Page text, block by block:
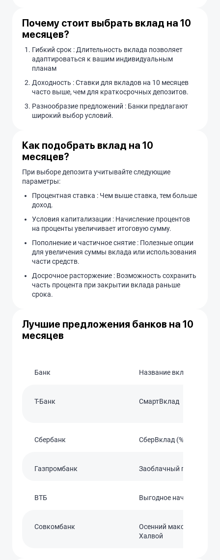
Почему стоит выбрать вклад на 10
месяцев?
Гибкий срок : Длительность вклада позволяет
адаптироваться к вашим индивидуальным
планам
Доходность : Ставки для вкладов на 10 месяцев
часто выше, чем для краткосрочных депозитов.
Разнообразие предложений : Банки предлагают
широкий выбор условий.
Как подобрать вклад на 10
месяцев?
При выборе депозита учитывайте следующие
параметры:
Процентная ставка : Чем выше ставка, тем больше
доход.
Условия капитализации : Начисление процентов
на проценты увеличивает итоговую сумму.
Пополнение и частичное снятие : Полезные опции
для увеличения суммы вклада или использования
части средств.
Досрочное расторжение : Возможность сохранить
часть процента при закрытии вклада раньше
срока.
Лучшие предложения банков на 10
месяцев
Банк Название вклада
T-Банк СмартВклад
Сбербанк СберВклад (% мысли)
Газпромбанк Заоблачный процент
ВТБ Выгодное начало
Совкомбанк
Осенний максимум с
Халвой